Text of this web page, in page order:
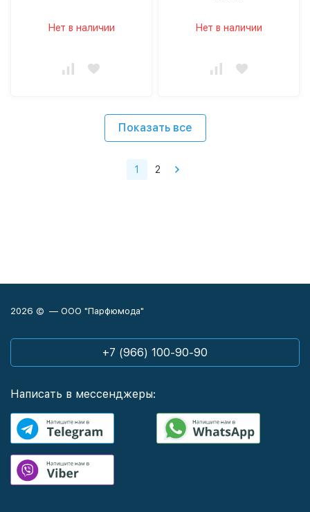
Нет в наличии Нет в наличии
Показать все
1 2
2026 © — ООО "Парфюмода"
+7 (966) 100-90-90
Написать в мессенджеры: